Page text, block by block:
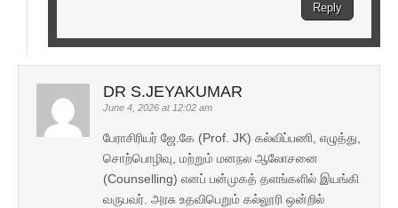
Reply
DR S.JEYAKUMAR
June 4, 2026 at 12:02 am
பேராசிரியர் ஜே.கே (Prof. JK) கல்விப்பணி, எழுத்து,
சொற்பொழிவு, மற்றும் மனநல ஆலோசனை
(Counselling) எனப் பன்முகத் தளங்களில் இயங்கி
வருபவர். அரசு உதவிபெறும் கல்லூரி ஒன்றில்